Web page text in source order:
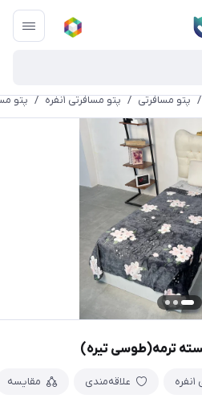
/ پتو مسافرتی / پتو مسافرتی ۱نفره / پتو مسافرتی ۱نفره
علاقه‌مندی مقایسه